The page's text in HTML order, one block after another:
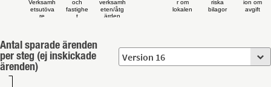
Verksamh
etsutöva
re
och
fastighe
t
verksamh
eten/åtg
ärden
r om
lokalen
riska
bilagor
ion om
avgift
Antal sparade ärenden
per steg (ej inskickade
ärenden)